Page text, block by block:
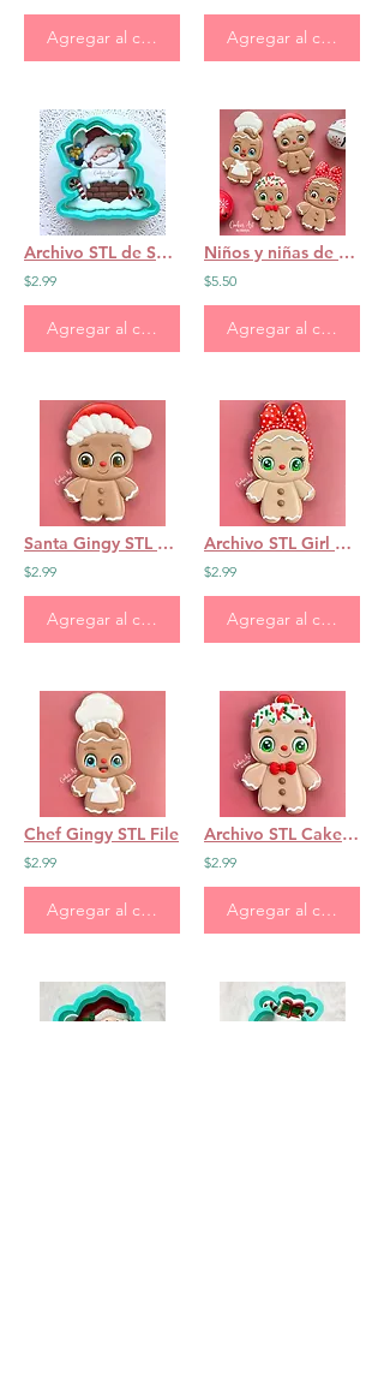
Agregar al carrito Agregar al carrito
Archivo STL de Santa Present
$2.99
Agregar al carrito
Niños y niñas de pan de jengibre
$5.50
Agregar al carrito
Santa Gingy STL File
$2.99
Agregar al carrito
Archivo STL Girl Gingy
$2.99
Agregar al carrito
Chef Gingy STL File
$2.99
Agregar al carrito
Archivo STL Cake Gingy
$2.99
Agregar al carrito